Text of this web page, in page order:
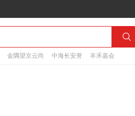

金隅望京云尚 中海长安誉 丰禾嘉会